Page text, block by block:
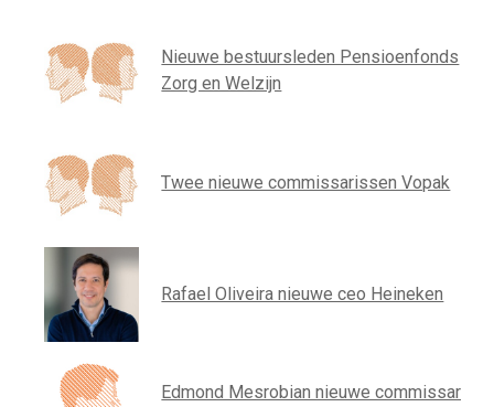
Nieuwe bestuursleden Pensioenfonds
Zorg en Welzijn
Twee nieuwe commissarissen Vopak
Rafael Oliveira nieuwe ceo Heineken
Edmond Mesrobian nieuwe commissaris